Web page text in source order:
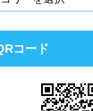
コード